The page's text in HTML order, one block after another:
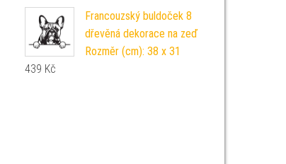
Francouzský buldoček 8
dřevěná dekorace na zeď
Rozměr (cm): 38 x 31
439 Kč